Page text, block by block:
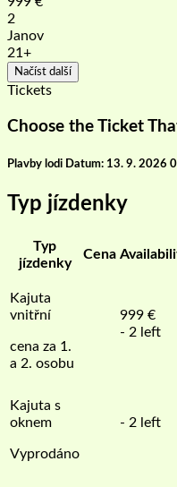
2
Janov
21+
Načíst další
Tickets
Choose the Ticket
Plavby lodi Datum: 13. 9. 2026
Typ jízdenky
Typ
jízdenky
Cena
Kajuta
vnitřní
cena za 1.
a 2. osobu
999 €
- 2 left
Kajuta s
oknem
Vyprodáno
- 2 left